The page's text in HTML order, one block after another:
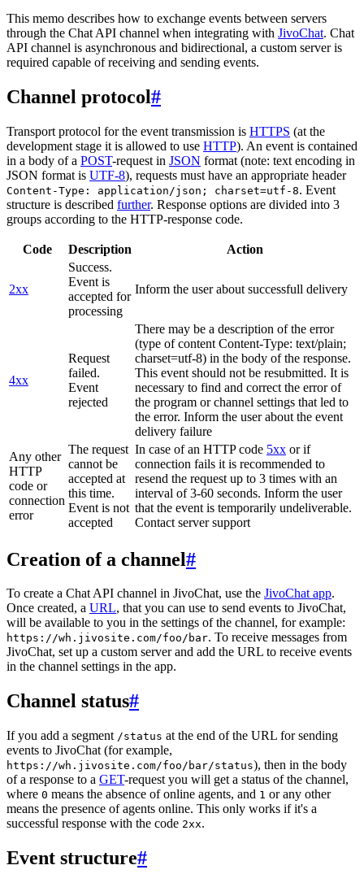
This memo describes how to exchange events between servers
through the Chat API channel when integrating with JivoChat. Chat
API channel is asynchronous and bidirectional, a custom server is
required capable of receiving and sending events.
Channel protocol#
Transport protocol for the event transmission is HTTPS (at the
development stage it is allowed to use HTTP). An event is contained
in a body of a POST-request in JSON format (note: text encoding in
JSON format is UTF-8), requests must have an appropriate header
Content-Type: application/json; charset=utf-8. Event
structure is described further. Response options are divided into 3
groups according to the HTTP-response code.
Code Description Action
2xx
Success.
Event is
accepted for
processing
Inform the user about successfull delivery
4xx
Request
failed.
Event
rejected
There may be a description of the error
(type of content Content-Type: text/plain;
charset=utf-8) in the body of the response.
This event should not be resubmitted. It is
necessary to find and correct the error of
the program or channel settings that led to
the error. Inform the user about the event
delivery failure
Any other
HTTP
code or
connection
error
The request
cannot be
accepted at
this time.
Event is not
accepted
In case of an HTTP code 5xx or if
connection fails it is recommended to
resend the request up to 3 times with an
interval of 3-60 seconds. Inform the user
that the event is temporarily undeliverable.
Contact server support
Creation of a channel#
To create a Chat API channel in JivoChat, use the JivoChat app.
Once created, a URL, that you can use to send events to JivoChat,
will be available to you in the settings of the channel, for example:
https://wh.jivosite.com/foo/bar. To receive messages from
JivoChat, set up a custom server and add the URL to receive events
in the channel settings in the app.
Channel status#
If you add a segment /status at the end of the URL for sending
events to JivoChat (for example,
https://wh.jivosite.com/foo/bar/status), then in the body
of a response to a GET-request you will get a status of the channel,
where 0 means the absence of online agents, and 1 or any other
means the presence of agents online. This only works if it's a
successful response with the code 2xx.
Event structure#